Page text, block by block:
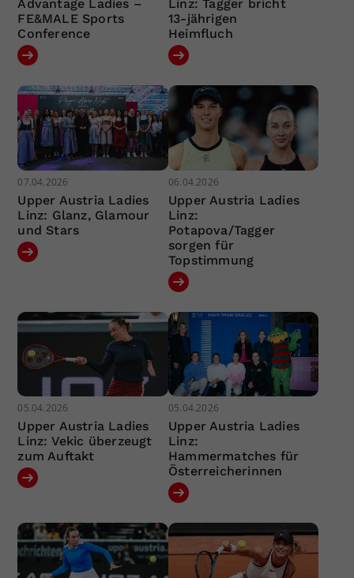
Advantage Ladies –
FE&MALE Sports
Conference
Linz: Tagger bricht
13-jährigen
Heimfluch
07.04.2026
Upper Austria Ladies
Linz: Glanz, Glamour
und Stars
06.04.2026
Upper Austria Ladies
Linz:
Potapova/Tagger
sorgen für
Topstimmung
05.04.2026
Upper Austria Ladies
Linz: Vekic überzeugt
zum Auftakt
05.04.2026
Upper Austria Ladies
Linz:
Hammermatches für
Österreicherinnen